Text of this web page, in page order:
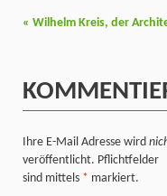
« Wilhelm Kreis, der
Ihre E-Mail Adresse wird
veröffentlicht. Pflichtfelder
sind mittels * markiert.